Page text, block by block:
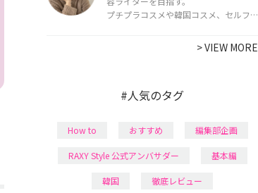
メージコンサルティングも行っていま
プチプラコスメや韓国コスメ、セルフ
で最新情報をチェック。家事や育児の合
間に取り入れられる時短美容テクも実
>VIEW MORE
#人気のタグ
How to おすすめ 編集部企画
RAXY Style 公式アンバサダー 基本編
韓国 徹底レビュー